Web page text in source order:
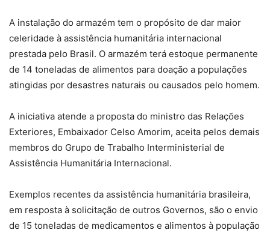
A instalação do armazém tem o propósito de dar maior
celeridade à assistência humanitária internacional
prestada pelo Brasil. O armazém terá estoque permanente
de 14 toneladas de alimentos para doação a populações
atingidas por desastres naturais ou causados pelo homem.
A iniciativa atende a proposta do ministro das Relações
Exteriores, Embaixador Celso Amorim, aceita pelos demais
membros do Grupo de Trabalho Interministerial de
Assistência Humanitária Internacional.
Exemplos recentes da assistência humanitária brasileira,
em resposta à solicitação de outros Governos, são o envio
de 15 toneladas de medicamentos e alimentos à população